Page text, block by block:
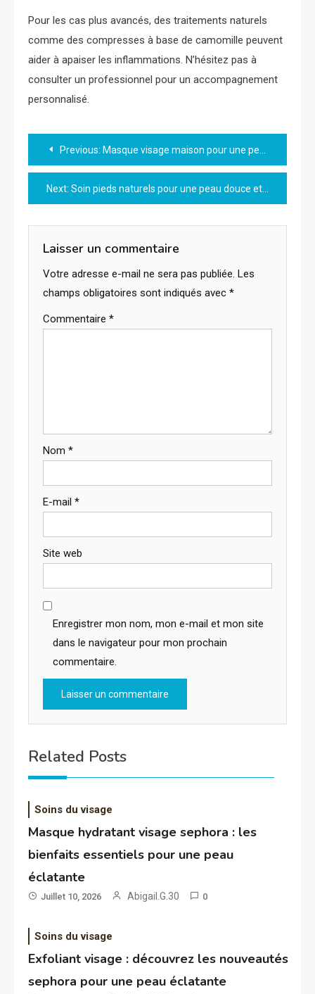
Pour les cas plus avancés, des traitements naturels
comme des compresses à base de camomille peuvent
aider à apaiser les inflammations. N’hésitez pas à
consulter un professionnel pour un accompagnement
personnalisé.
Navigation
de
l’article
Previous: Masque visage maison pour une peau éclatante naturellement
Next: Soin pieds naturels pour une peau douce et revitalisée
Laisser un commentaire
Votre adresse e-mail ne sera pas publiée. Les
champs obligatoires sont indiqués avec *
Commentaire *
Nom *
E-mail *
Site web
Enregistrer mon nom, mon e-mail et mon site
dans le navigateur pour mon prochain
commentaire.
Related Posts
Soins du visage
Masque hydratant visage sephora : les
bienfaits essentiels pour une peau
éclatante
Juillet 10, 2026 Abigail.G.30 0
Soins du visage
Exfoliant visage : découvrez les nouveautés
sephora pour une peau éclatante